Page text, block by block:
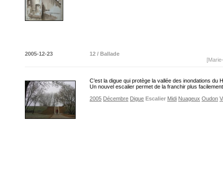
2005-12-23
12 / Ballade
C’est la digue qui protège la vallée des inondations du
Un nouvel escalier permet de la franchir plus
2005 Décembre Digue Escalier Midi Nuageux Oudon